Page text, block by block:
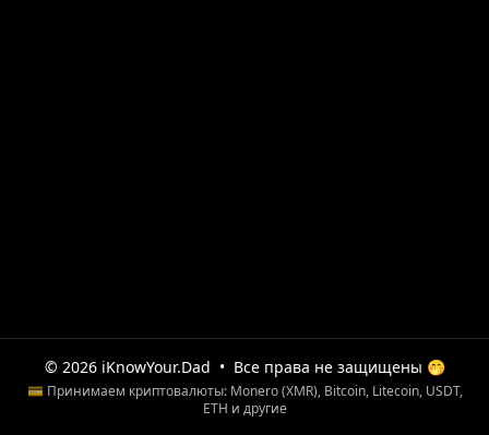
© 2026 iKnowYour.Dad • Все права не защищены 🤭
💳 Принимаем криптовалюты: Monero (XMR), Bitcoin, Litecoin, USDT,
ETH и другие